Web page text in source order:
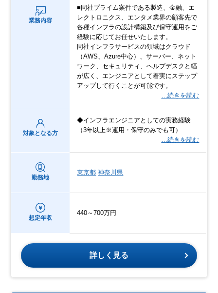
業務内容
■同社プライム案件である製造、金融、エ
レクトロニクス、エンタメ業界の顧客先で
各種インフラの設計構築及び保守運用をご
経験に応じてお任せいたします。
同社インフラサービスの領域はクラウド
（AWS、Azure中心）、サーバー、ネット
ワーク、セキュリティ、ヘルプデスクと幅
が広く、エンジニアとして着実にステップ
アップして行くことが可能です。
…続きを読む
対象となる方
◆インフラエンジニアとしての実務経験
（3年以上※運用・保守のみでも可）
…続きを読む
勤務地
東京都 神奈川県
想定年収
440～700万円
詳しく見る